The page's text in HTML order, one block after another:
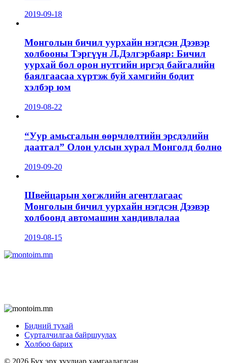
2019-09-18
Монголын бичил уурхайн нэгдсэн Дээвэр
холбооны Тэргүүн Л.Дэлгэрбаяр: Бичил
уурхай бол орон нутгийн иргэд байгалийн
баялгаасаа хүртэж буй хамгийн бодит
хэлбэр юм
2019-08-22
“Уур амьсгалын өөрчлөлтийн эрсдэлийн
даатгал” Олон улсын хурал Монголд болно
2019-09-20
Швейцарын хөгжлийн агентлагаас
Монголын бичил уурхайн нэгдсэн Дээвэр
холбоонд автомашин хандивлалаа
2019-08-15
Бидний тухай
Сурталчилгаа байршуулах
Холбоо барих
© 2026 Бүх эрх хуулиар хамгаалагдсан.